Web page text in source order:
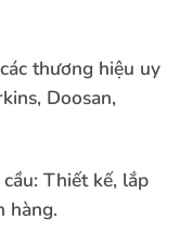
thương hiệu uy
Doosan,
Thiết kế, lắp
hàng.